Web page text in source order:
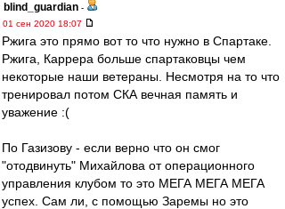
blind_guardian -
01 сен 2020 18:07
Ржига это прямо вот то что нужно в Спартаке.
Ржига, Каррера больше спартаковцы чем
некоторые наши ветераны. Несмотря на то что
тренировал потом СКА вечная память и
уважение :(
По Газизову - если верно что он смог
"отодвинуть" Михайлова от операционного
управления клубом то это МЕГА МЕГА МЕГА
успех. Сам ли, с помощью Заремы но это